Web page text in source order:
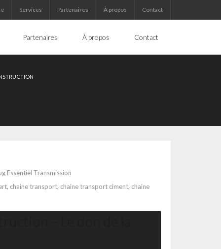
Services Partenaires À propos Contact
Partenaires À propos Contact
Essentiel Transmission
, chaine transport, chaine transport ciment, chaine